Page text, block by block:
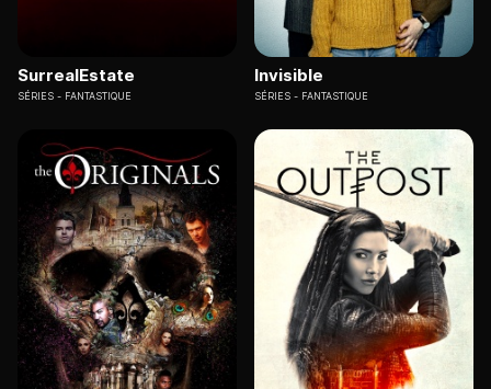
SurrealEstate
SÉRIES FANTASTIQUE
Invisible
SÉRIES FANTASTIQUE